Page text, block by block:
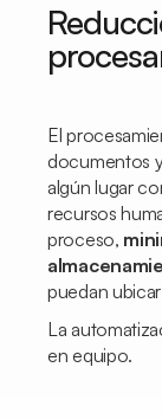
El
documentos
algún lugar
recursos
proceso,
puedan
La
en equipo.